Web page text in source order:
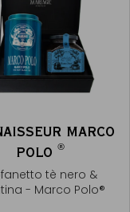
MARCO
POLO®
tè nero &
- Marco Polo®